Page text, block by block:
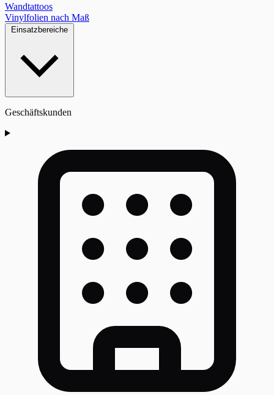
Wandtattoos
Vinylfolien nach Maß
Geschäftskunden